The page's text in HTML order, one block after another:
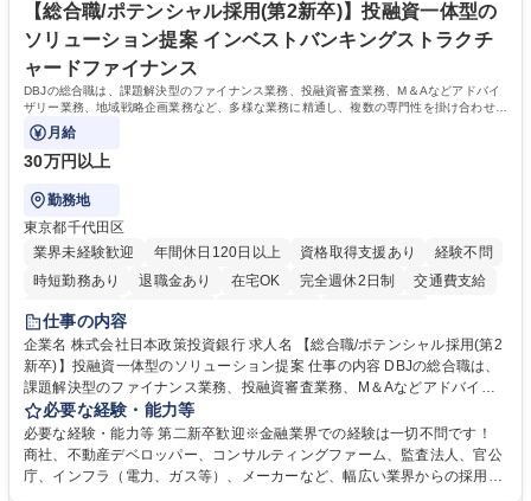
を込めてコミュニケーションをとりながら広報関連業務を行っておりま
す。 学歴・資格 学歴：大学院 大学 高専 短大 専修学校 高校 語学力： 資
格：
【総合職/ポテンシャル採用(第2新卒)】投融資一体型の
ソリューション提案 インベストバンキングストラクチ
ャードファイナンス
DBJの総合職は、課題解決型のファイナンス業務、投融資審査業務、M＆Aなどアドバイ
ザリー業務、地域戦略企画業務など、多様な業務に精通し、複数の専門性を掛け合わせて
広く社会に貢献していく職種です。
月給
30万円以上
勤務地
東京都千代田区
業界未経験歓迎
年間休日120日以上 資格取得支援あり
経験不問
時短勤務あり
退職金あり 在宅OK 完全週休2日制
交通費支給
駅近5分以内
食事補助あり
託児所あり
仕事の内容
企業名 株式会社日本政策投資銀行 求人名 【総合職/ポテンシャル採用(第2
新卒)】投融資一体型のソリューション提案 仕事の内容 DBJの総合職は、
課題解決型のファイナンス業務、投融資審査業務、M＆Aなどアドバイザ
リー業務、地域戦略企画業務など、多様な業務に精通し、複数の専門性を
掛け合わせて広く社会に貢献していく職種です。 入社後は、横断的なロー
テーションを経て適性や専門性に応じたキャリアを形成していただきま
す。総合職として入社いただき、下記いずれかの部門でご活躍いただきま
必要な経験・能力等
必要な経験・能力等 第二新卒歓迎※金融業界での経験は一切不問です！
商社、不動産デベロッパー、コンサルティングファーム、監査法人、官公
庁、インフラ（電力、ガス等）、メーカーなど、幅広い業界からの採用実